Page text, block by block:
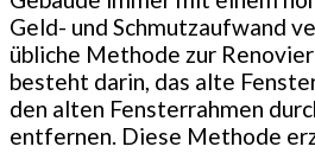
Geld- und Schmutzaufwand
übliche Methode zur
besteht darin, das alte
den alten Fensterrahmen
entfernen. Diese Methode